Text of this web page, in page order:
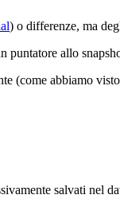
) o differenze, ma
puntatore allo
(come abbiamo
salvati nel